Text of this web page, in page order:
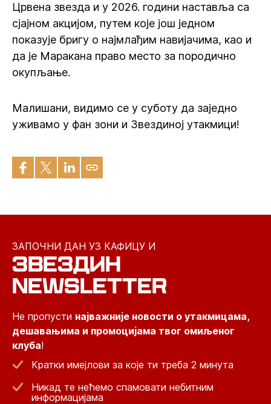
Црвена звезда и у 2026. години наставља са
сјајном акцијом, путем које још једном
показује бригу о најмлађим навијачима, као и
да је Маракана право место за породично
окупљање. ‍
Малишани, видимо се у суботу да заједно
уживамо у фан зони и Звездиној утакмици!
ЗАПОЧНИ ДАН УЗ КАФИЦУ И
ЗВЕЗДИН
NEWSLETTER
Не пропусти најважније новости о утакмицама,
дешавањима и промоцијама твог омиљеног
клуба!
Кратки имејлови за које ти треба 2 минута
Никад те нећемо спамовати небитним
информацијама